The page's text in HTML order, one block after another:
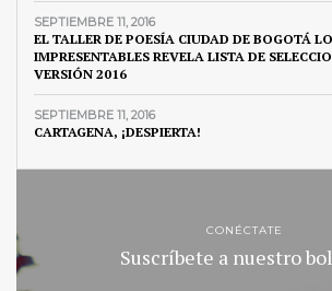
SEPTIEMBRE 11, 2016
EL TALLER DE POESÍA CIUDAD DE BOGOTÁ
IMPRESENTABLES REVELA LISTA DE
VERSIÓN 2016
SEPTIEMBRE 11, 2016
CARTAGENA, ¡DESPIERTA!
CONÉCTATE
Suscríbete a nuestro